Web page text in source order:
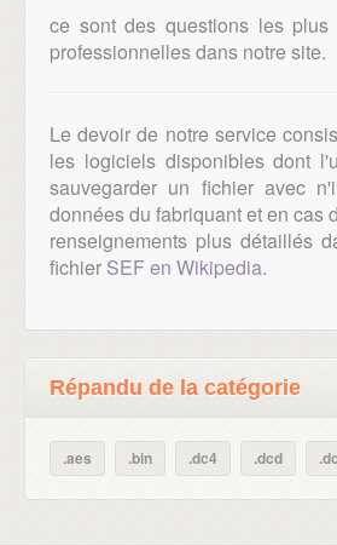
ce sont des questions les plus
professionnelles dans notre site.
Le devoir de notre service
les logiciels disponibles dont
sauvegarder un fichier avec
données du fabriquant et en cas
renseignements plus détaillés
fichier SEF en Wikipedia.
Répandu de la catégorie
.aes .bin .dc4 .dcd